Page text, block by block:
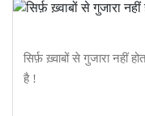
सिर्फ़ ख़्वाबों से गुजारा नहीं
है !